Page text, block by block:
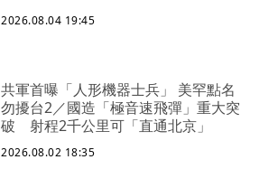
2026.08.04 19:45
共軍首曝「人形機器士兵」 美罕點名
勿擾台2／國造「極音速飛彈」重大突
破 射程2千公里可「直通北京」
2026.08.02 18:35